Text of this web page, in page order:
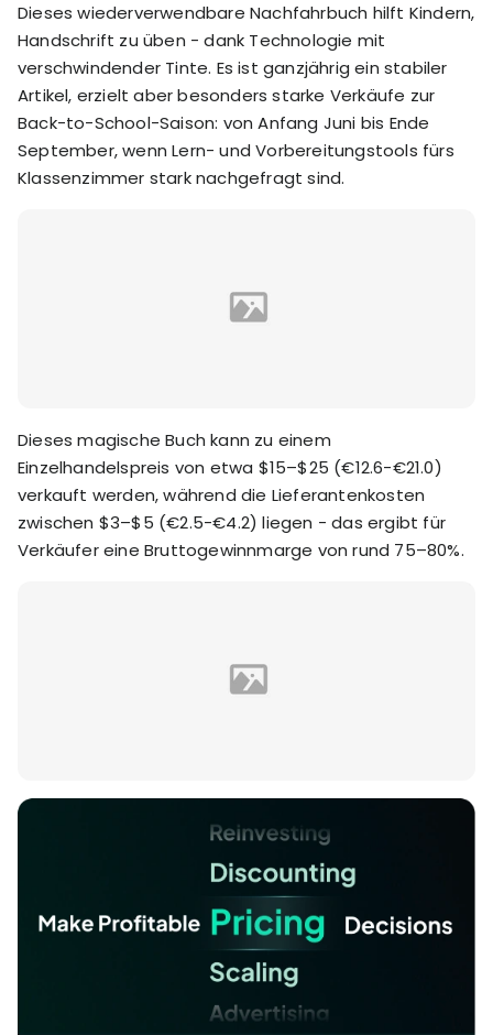
Dieses wiederverwendbare Nachfahrbuch hilft Kindern,
Handschrift zu üben - dank Technologie mit
verschwindender Tinte. Es ist ganzjährig ein stabiler
Artikel, erzielt aber besonders starke Verkäufe zur
Back-to-School-Saison: von Anfang Juni bis Ende
September, wenn Lern- und Vorbereitungstools fürs
Klassenzimmer stark nachgefragt sind.
Dieses magische Buch kann zu einem
Einzelhandelspreis von etwa $15–$25 (€12.6-€21.0)
verkauft werden, während die Lieferantenkosten
zwischen $3–$5 (€2.5-€4.2) liegen - das ergibt für
Verkäufer eine Bruttogewinnmarge von rund 75–80%.